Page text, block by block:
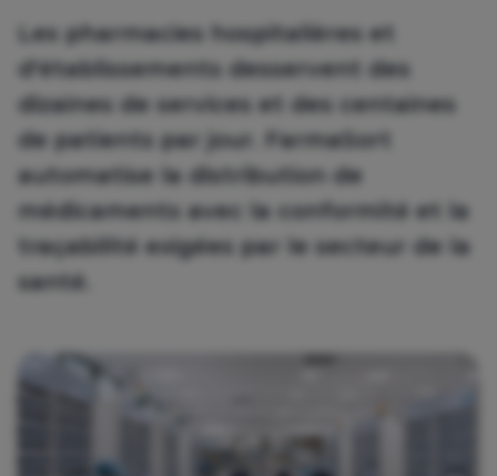
Les pharmacies hospitalières et
d'établissements desservent des
dizaines de services et des centaines
de patients par jour. FarmaSort
automatise la distribution de
médicaments avec la conformité et la
traçabilité exigées par le secteur de la
santé.